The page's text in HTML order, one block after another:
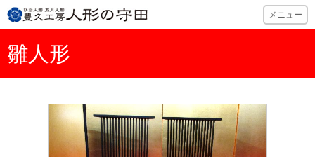
ひな人形・五
メニュー
雛人形